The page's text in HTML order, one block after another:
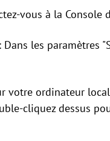
vous à la Console
les paramètres
votre ordinateur
cliquez dessus